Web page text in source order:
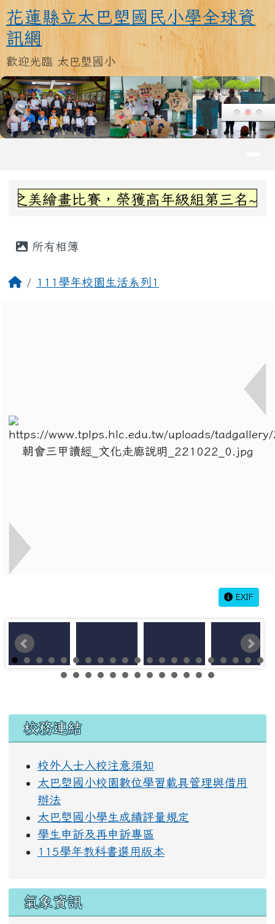
跳至主內容區
花蓮縣立太巴塱國民小學全球資訊
花蓮縣立太巴塱國民小學全球資
訊網
歡迎光臨 太巴塱國小
上中區域內容
賽，榮獲高年級組第三名~感謝丞左老
所有相簿
回首頁
111學年校園生活系列1
EXIF
左邊區域內容
校務連結
校外人士入校注意須知
太巴塱國小校園數位學習載具管理與借用
辦法
太巴塱國小學生成績評量規定
學生申訴及再申訴專區
115學年教科書選用版本
氣象資訊